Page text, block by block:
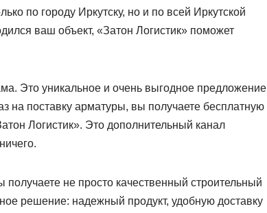
по городу Иркутску, но и по всей Иркутской
ваш объект, «Затон Логистик» поможет
Это уникальное и очень выгодное предложение
на поставку арматуры, вы получаете бесплатную
Логистик». Это дополнительный канал
не просто качественный строительный
решение: надежный продукт, удобную доставку